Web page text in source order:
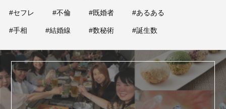
#セフレ #不倫 #既婚者 #あるある
#手相 #結婚線 #数秘術 #誕生数